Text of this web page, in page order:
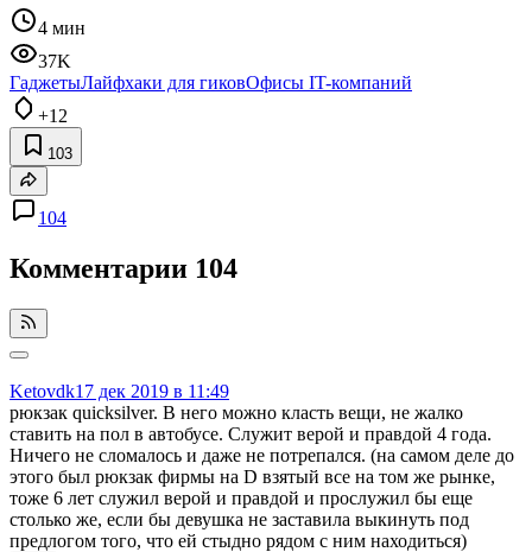
4 мин
37K
ГаджетыЛайфхаки для гиковОфисы IT-компаний
+12
103
104
Комментарии 104
Ketovdk17 дек 2019 в 11:49
рюкзак quicksilver. В него можно класть вещи, не жалко
ставить на пол в автобусе. Служит верой и правдой 4 года.
Ничего не сломалось и даже не потрепался. (на самом деле до
этого был рюкзак фирмы на D взятый все на том же рынке,
тоже 6 лет служил верой и правдой и прослужил бы еще
столько же, если бы девушка не заставила выкинуть под
предлогом того, что ей стыдно рядом с ним находиться)